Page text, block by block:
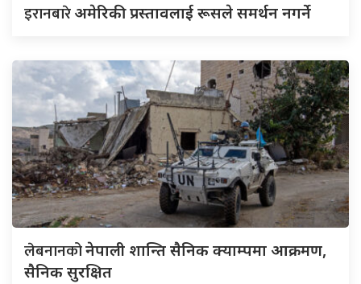
इरानबारेअमेरिकी प्रस्तावलाई रूसले समर्थन नगर्ने
लेबनानकोनेपाली शान्ति सैनिक क्याम्पमा आक्रमण,
सैनिक सुरक्षित